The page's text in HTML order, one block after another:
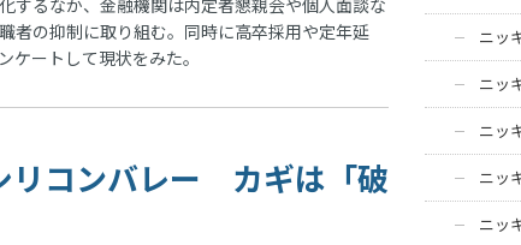
るなか、金融機関は内定者懇親会や個人面談な
者の抑制に取り組む。同時に高卒採用や定年延
ートして現状をみた。
リコンバレー カギは「破
ニッ
ニッ
ニッ
ニッ
ニッ